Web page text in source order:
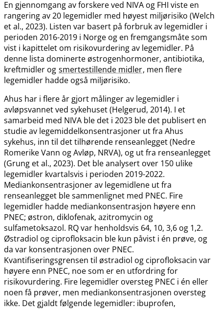
En gjennomgang av forskere ved NIVA og FHI viste en
rangering av 20 legemidler med høyest miljørisiko (Welch
et al., 2023). Listen var basert på forbruk av legemidler i
perioden 2016-2019 i Norge og en fremgangsmåte som
vist i kapittelet om risikovurdering av legemidler. På
denne lista dominerte østrogenhormoner, antibiotika,
kreftmidler og smertestillende midler, men flere
legemidler hadde også miljørisiko.
Ahus har i flere år gjort målinger av legemidler i
avløpsvannet ved sykehuset (Helgerud, 2014). I et
samarbeid med NIVA ble det i 2023 ble det publisert en
studie av legemiddelkonsentrasjoner ut fra Ahus
sykehus, inn til det tilhørende renseanlegget (Nedre
Romerike Vann og Avløp, NRVA), og ut fra renseanlegget
(Grung et al., 2023). Det ble analysert over 150 ulike
legemidler kvartalsvis i perioden 2019-2022.
Mediankonsentrasjoner av legemidlene ut fra
renseanlegget ble sammenlignet med PNEC. Fire
legemidler hadde mediankonsentrasjon høyere enn
PNEC; østron, diklofenak, azitromycin og
sulfametoksazol. RQ var henholdsvis 64, 10, 3,6 og 1,2.
Østradiol og ciprofloksacin ble kun påvist i én prøve, og
da var konsentrasjonen over PNEC.
Kvantifiseringsgrensen til østradiol og ciprofloksacin var
høyere enn PNEC, noe som er en utfordring for
risikovurdering. Fire legemidler oversteg PNEC i én eller
noen få prøver, men mediankonsentrasjonen oversteg
ikke. Det gjaldt følgende legemidler: ibuprofen,